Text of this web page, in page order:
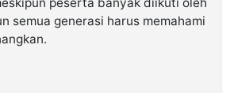
peserta banyak diikuti oleh
semua generasi harus memahami